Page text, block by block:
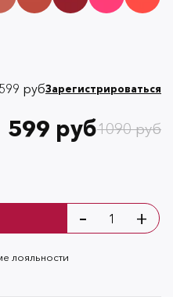
599 рубЗарегистрироваться
1090 руб
599 руб
- +
лояльности